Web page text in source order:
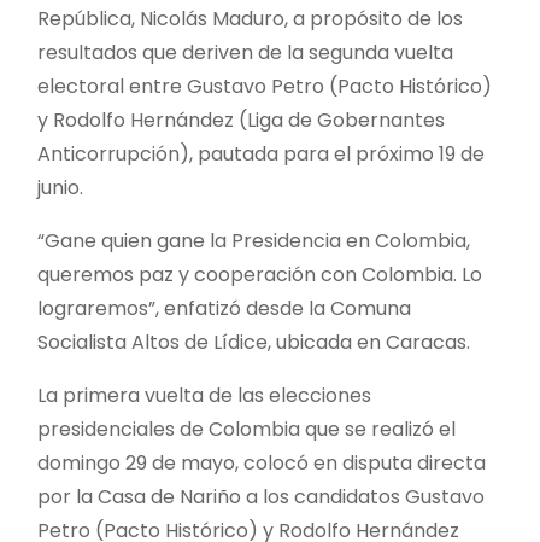
República, Nicolás Maduro, a propósito de los
resultados que deriven de la segunda vuelta
electoral entre Gustavo Petro (Pacto Histórico)
y Rodolfo Hernández (Liga de Gobernantes
Anticorrupción), pautada para el próximo 19 de
junio.
“Gane quien gane la Presidencia en Colombia,
queremos paz y cooperación con Colombia. Lo
lograremos”, enfatizó desde la Comuna
Socialista Altos de Lídice, ubicada en Caracas.
La primera vuelta de las elecciones
presidenciales de Colombia que se realizó el
domingo 29 de mayo, colocó en disputa directa
por la Casa de Nariño a los candidatos Gustavo
Petro (Pacto Histórico) y Rodolfo Hernández